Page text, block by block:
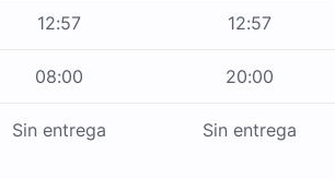
12:57 12:57
08:00 20:00
Sin entrega Sin entrega